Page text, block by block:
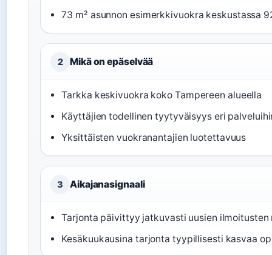
73 m² asunnon esimerkkivuokra keskustassa
2 Mikä on epäselvää
Tarkka keskivuokra koko Tampereen alueella
Käyttäjien todellinen tyytyväisyys eri
Yksittäisten vuokranantajien luotettavuus
3 Aikajanasignaali
Tarjonta päivittyy jatkuvasti uusien ilmoitusten
Kesäkuukausina tarjonta tyypillisesti kasvaa